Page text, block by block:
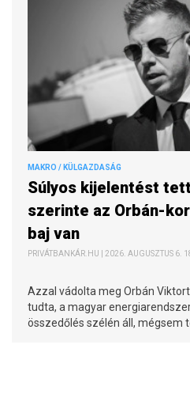
MAKRO / KÜLGAZDASÁG
Súlyos kijelentést
szerinte az Orbán-
baj van
PRIVÁTBANKÁR.HU | 2026. AUGUSZTUS 6.
Azzal vádolta meg Orbán
tudta, a magyar
összedőlés szélén áll, mégsem